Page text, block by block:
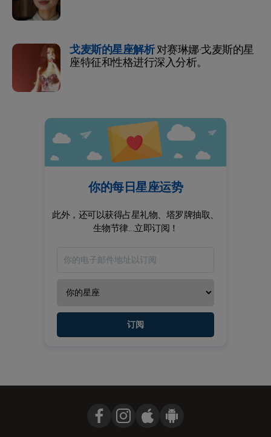
戈麦斯的星座解析对赛琳娜·戈麦斯的星
座特征和性格进行深入分析。
你的每日星座运势
此外，还可以获得占星礼物、塔罗牌抽取、
生物节律...立即订阅！
订阅